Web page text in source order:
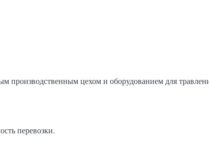
производственным цехом и оборудованием для
перевозки.